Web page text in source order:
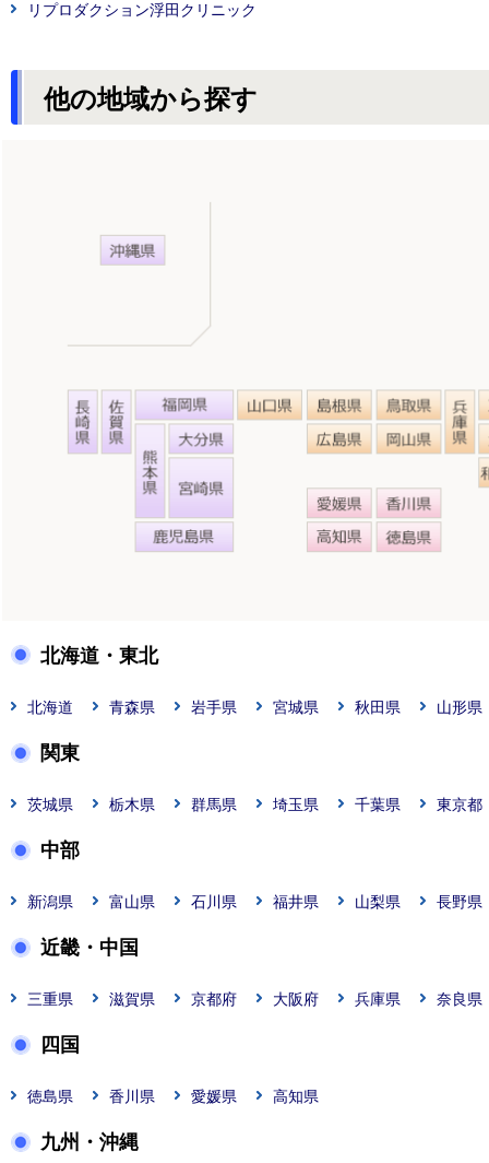
リプロダクション浮田クリニック
他の地域から探す
北海道・東北
北海道 青森県 岩手県 宮城県 秋田県 山形県
関東
茨城県 栃木県 群馬県 埼玉県 千葉県 東京都
中部
新潟県 富山県 石川県 福井県 山梨県 長野県
近畿・中国
三重県 滋賀県 京都府 大阪府 兵庫県 奈良県
四国
徳島県 香川県 愛媛県 高知県
九州・沖縄